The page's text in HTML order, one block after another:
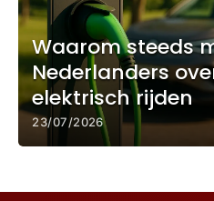
Waarom steeds
Nederlanders
elektrisch rijden
23/07/2026